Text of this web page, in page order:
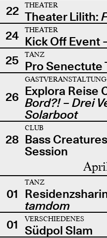
22
THEATER
Theater Lilith:
24
THEATER
Kick Off Event
25
TANZ
Pro Senectute
26
GASTVERANSTALTUNG
Explora Reise
Bord?! – Drei
Solarboot
28
CLUB
Bass
Session
01
TANZ
tamdom
01
VERSCHIEDENES
Südpol Slam